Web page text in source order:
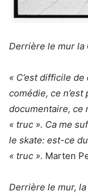
Derrière le mur la
« C’est difficile de
comédie, ce n’est
documentaire, ce
« truc ». Ca me
le skate: est-ce
« truc ». Marten
Derrière le mur,